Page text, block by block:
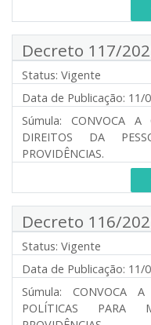
Decreto 117/
Status: Vigente
Data de Publicação: 11/
Súmula: CONVOCA A
DIREITOS DA
PROVIDÊNCIAS.
Decreto 116/
Status: Vigente
Data de Publicação: 11/
Súmula: CONVOCA A
POLÍTICAS PARA